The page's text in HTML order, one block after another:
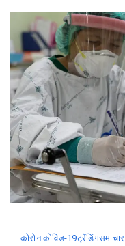
कोरोनाकोविड-19ट्रेंडिंगसमाचार